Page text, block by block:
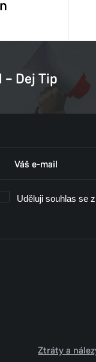
– Dej Tip
Uděluji souhlas se
Ztráty a